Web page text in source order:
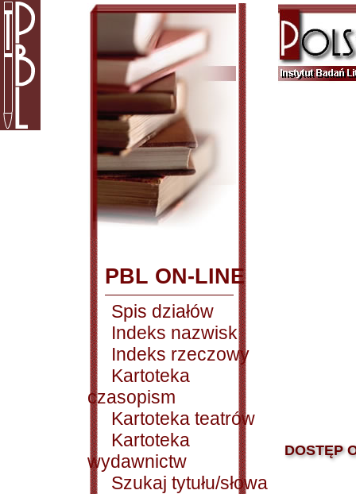
PBL ON-LINE
Spis działów
Indeks nazwisk
Indeks rzeczowy
Kartoteka
czasopism
Kartoteka teatrów
Kartoteka
wydawnictw
Szukaj tytułu/słowa
DOSTĘP